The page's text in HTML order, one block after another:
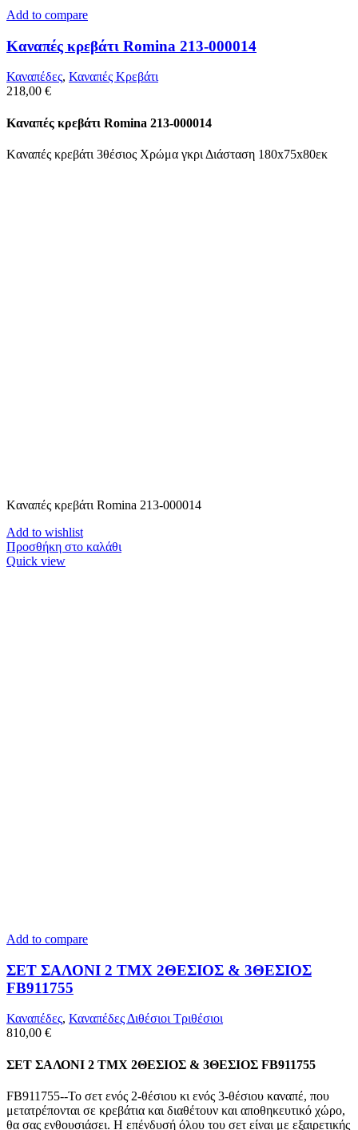
Add to compare
Kαναπές κρεβάτι Romina 213-000014
Καναπέδες, Καναπές Κρεβάτι
218,00 €
Kαναπές κρεβάτι Romina 213-000014
Kαναπές κρεβάτι 3θέσιος Χρώμα γκρι Διάσταση 180x75x80εκ
Kαναπές κρεβάτι Romina 213-000014
Add to wishlist
Προσθήκη στο καλάθι
Quick view
Add to compare
ΣΕΤ ΣΑΛΟΝΙ 2 TMX 2ΘΕΣΙΟΣ & 3ΘΕΣΙΟΣ
FB911755
Καναπέδες, Καναπέδες Διθέσιοι Τριθέσιοι
810,00 €
ΣΕΤ ΣΑΛΟΝΙ 2 TMX 2ΘΕΣΙΟΣ & 3ΘΕΣΙΟΣ FB911755
FB911755--Το σετ ενός 2-θέσιου κι ενός 3-θέσιου καναπέ, που
μετατρέπονται σε κρεβάτια και διαθέτουν και αποθηκευτικό χώρο,
θα σας ενθουσιάσει. Η επένδυσή όλου του σετ είναι με εξαιρετικής